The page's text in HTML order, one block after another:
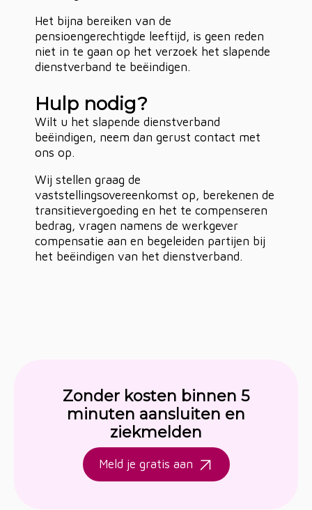
Het bijna bereiken van de
pensioengerechtigde leeftijd, is geen reden
niet in te gaan op het verzoek het slapende
dienstverband te beëindigen.
Hulp nodig?
Wilt u het slapende dienstverband
beëindigen, neem dan gerust contact met
ons op.
Wij stellen graag de
vaststellingsovereenkomst op, berekenen de
transitievergoeding en het te compenseren
bedrag, vragen namens de werkgever
compensatie aan en begeleiden partijen bij
het beëindigen van het dienstverband.
Zonder kosten binnen 5
minuten aansluiten en
ziekmelden
Meld je gratis aan